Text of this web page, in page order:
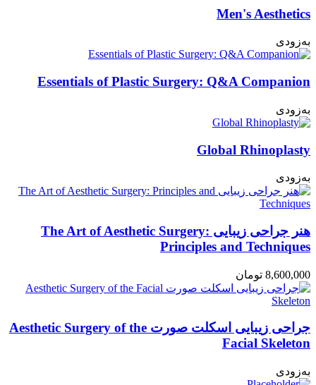
Men's Aesthetics
به‌زودی
Essentials of Plastic Surgery: Q&A Companion
به‌زودی
Global Rhinoplasty
به‌زودی
هنر جراحی زیبایی The Art of Aesthetic Surgery:
Principles and Techniques
8,600,000 تومان
جراحی زیبایی اسکلت صورت Aesthetic Surgery of the
Facial Skeleton
به‌زودی